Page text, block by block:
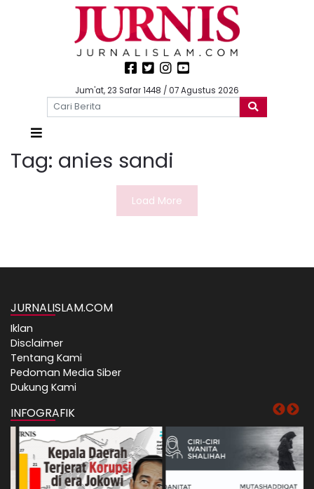
Jum'at, 23 Safar 1448 / 07 Agustus 2026
Tag: anies sandi
Load More
JURNALISLAM.COM
Iklan
Disclaimer
Tentang Kami
Pedoman Media Siber
Dukung Kami
INFOGRAFIK